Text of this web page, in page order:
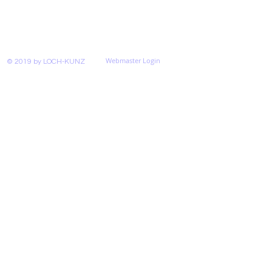
© 2019 by LOCH-KUNZ Webmaster Login